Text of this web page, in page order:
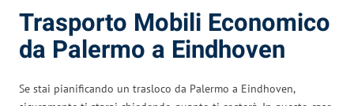
Trasporto Mobili Economico
da Palermo a Eindhoven
Se stai pianificando un trasloco da Palermo a Eindhoven,